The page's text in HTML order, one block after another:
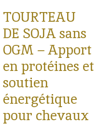
TOURTEAU
DE SOJA sans
OGM – Apport
en protéines et
soutien
énergétique
pour chevaux